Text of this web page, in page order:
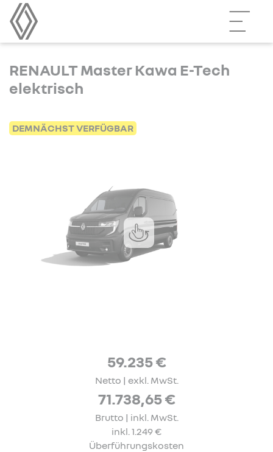
RENAULT Master Kawa E-Tech
elektrisch
DEMNÄCHST VERFÜGBAR
59.235 €
Netto | exkl. MwSt.
71.738,65 €
Brutto | inkl. MwSt.
inkl. 1.249 €
Überführungskosten